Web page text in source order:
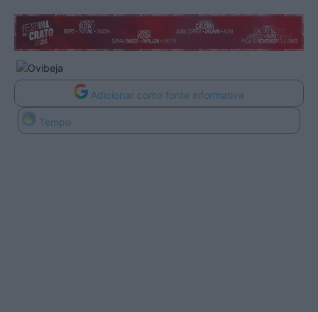
Adicionar como fonte informativa
Tempo